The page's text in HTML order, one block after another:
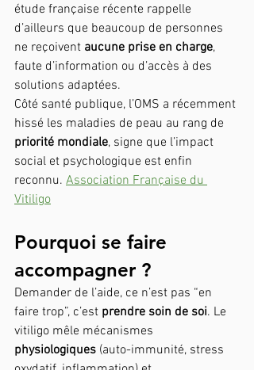
étude française récente rappelle
d’ailleurs que beaucoup de personnes
ne reçoivent aucune prise en charge,
faute d’information ou d’accès à des
solutions adaptées.
Côté santé publique, l’OMS a récemment
hissé les maladies de peau au rang de
priorité mondiale, signe que l’impact
social et psychologique est enfin
reconnu. Association Française du
Vitiligo
Pourquoi se faire
accompagner ?
Demander de l’aide, ce n’est pas “en
faire trop”, c’est prendre soin de soi. Le
vitiligo mêle mécanismes
physiologiques (auto-immunité, stress